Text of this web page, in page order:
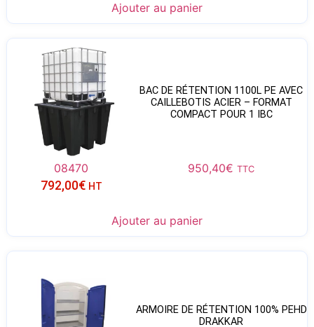
Ajouter au panier
BAC DE RÉTENTION 1100L PE AVEC
CAILLEBOTIS ACIER – FORMAT
COMPACT POUR 1 IBC
08470 950,40€ TTC
792,00€ HT
Ajouter au panier
ARMOIRE DE RÉTENTION 100% PEHD
DRAKKAR